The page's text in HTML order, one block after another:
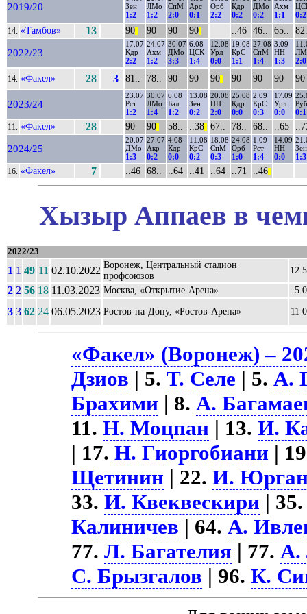
2019/20
Зен
1:2
ЛМо
1:2
СпМ
2:0
Арс
0:1
Орб
2:2
Кдр
0:2
ДМо
0:2
Ахм
1:1 0:2
14. «Тамбов» 13 90 90 90 90 ..46 46.. 65..
2022/23
17.07
Кдр
2:2
24.07
Ахм
1:2
30.07
ДМо
3:3
6.08
ЦСК
1:4
12.08
Урл
0:0
19.08
КрС
1:1
27.08
СпМ
1:4
3.09
НН
1:3 2:0
14. «Факел» 28 3 81.. 78.. 90 90 90 90 90 90 90
2023/24
23.07
Рст
1:2
30.07
ЛМо
1:4
6.08
Бал
1:2
13.08
Зен
0:2
20.08
НН
2:0
25.08
Кдр
0:0
2.09
КрС
0:3
17.09
Урл
0:0
Руб
0:1
11. «Факел» 28 90 90 58.. ..38 67.. 78.. 68.. ..65
2024/25
20.07
ДМо
1:3
27.07
Акр
0:2
4.08
Кдр
0:0
11.08
КрС
0:2
18.08
СпМ
0:3
24.08
Орб
1:0
1.09
Рст
1:4
14.09
НН
0:0
Зен
1:3
16. «Факел» 7 ..46 68.. ..64 ..41 ..64 ..71 ..46
Хызыр Аппаев в
2022/23
1 1 49 11 02.10.2022 Воронеж, Центральный стадион
профсоюзов
12
2 2 56 18 11.03.2023 Москва, «Открытие-Арена» 5
3 3 62 24 06.05.2023 Ростов-на-Дону, «Ростов-Арена» 11
«Факел» (Воронеж) –
Дзиов | 5.Т. Селе | 5.А.
Брахими | 8.А.
11.Н. Моцпан | 13.И.
| 17.Н. Гиоргобиани |
Щетинин | 22.И.
33.И. Квеквескири |
Калиничев | 64.А.
77.Л. Багателия | 77.А.
С. Брызгалов | 96.К.